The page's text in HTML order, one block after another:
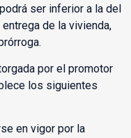
ser inferior a la del
de la vivienda,
por el promotor
los siguientes
en vigor por la